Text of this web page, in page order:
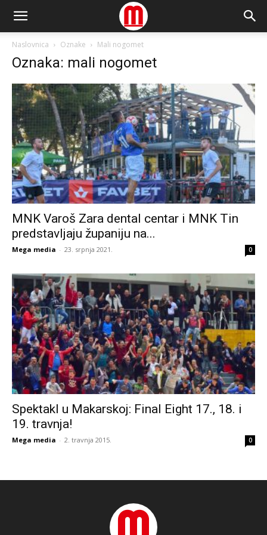
Naslovnica Oznake Mali nogomet
Oznaka: mali nogomet
MNK Varoš Zara dental centar i MNK Tin
predstavljaju županiju na...
Mega media - 23. srpnja 2021. 0
Spektakl u Makarskoj: Final Eight 17., 18. i
19. travnja!
Mega media - 2. travnja 2015. 0